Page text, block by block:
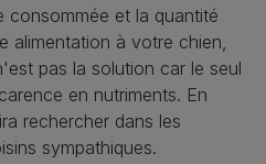
consommée et la quantité
alimentation à votre chien,
pas la solution car le seul
en nutriments. En
rechercher dans les
sympathiques.